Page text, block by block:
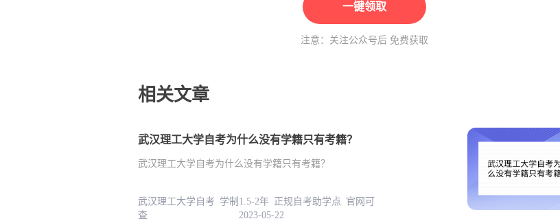
一键领取
注意：关注公众号后 免费获取
相关文章
武汉理工大学自考为什么没有学籍只有考籍？
武汉理工大学自考为什么没有学籍只有考籍？
武汉理工大学自考 学制1.5-2年 正规自考助学点 官网可
查 2023-05-22